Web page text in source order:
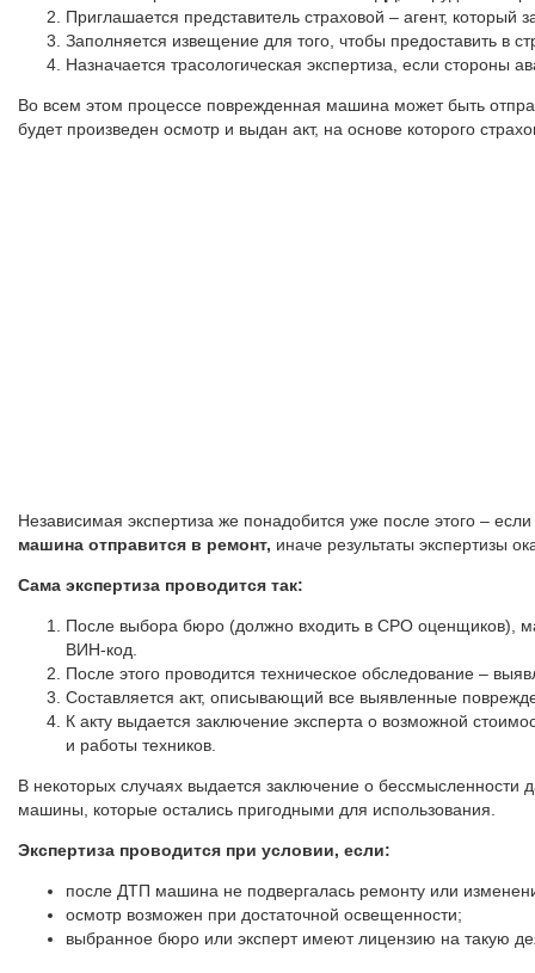
Приглашается представитель страховой – агент,
Заполняется извещение для того, чтобы предоставить в
Назначается трасологическая экспертиза, если стороны
Во всем этом процессе поврежденная машина может быть
будет произведен осмотр и выдан акт, на основе которого
Независимая экспертиза же понадобится уже после этого –
машина отправится в ремонт, иначе результаты экспертизы
Сама экспертиза проводится так:
После выбора бюро (должно входить в СРО оценщиков),
ВИН-код.
После этого проводится техническое обследование –
Составляется акт, описывающий все выявленные
К акту выдается заключение эксперта о возможной
и работы техников.
В некоторых случаях выдается заключение о
машины, которые остались пригодными для использования.
Экспертиза проводится при условии, если:
после ДТП машина не подвергалась ремонту или
осмотр возможен при достаточной освещенности;
выбранное бюро или эксперт имеют лицензию на такую